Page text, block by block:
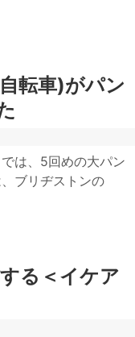
転車)がパン
は、5回めの大パン
ブリヂストンの
る＜イケア